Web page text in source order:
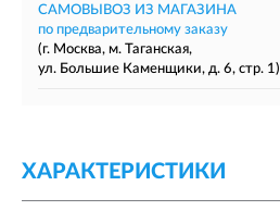
САМОВЫВОЗ ИЗ МАГАЗИНА
по предварительному заказу
(г. Москва, м. Таганская,
ул. Большие Каменщики, д. 6, стр. 1)
ХАРАКТЕРИСТИКИ